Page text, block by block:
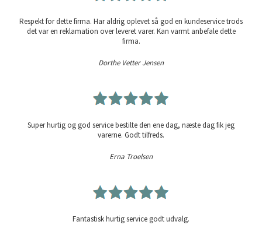
Respekt for dette firma. Har aldrig oplevet så god en kundeservice trods
det var en reklamation over leveret varer. Kan varmt anbefale dette
firma.
Dorthe Vetter Jensen
Super hurtig og god service bestilte den ene dag, næste dag fik jeg
varerne. Godt tilfreds.
Erna Troelsen
Fantastisk hurtig service godt udvalg.